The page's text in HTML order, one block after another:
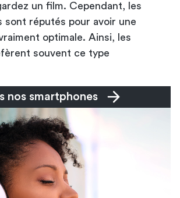
un film. Cependant, les
sont réputés pour avoir une
optimale. Ainsi, les
souvent ce type
nos smartphones